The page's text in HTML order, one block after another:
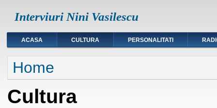
Interviuri Nini Vasilescu
ACASA CULTURA PERSONALITATI
You are here
Home
Cultura